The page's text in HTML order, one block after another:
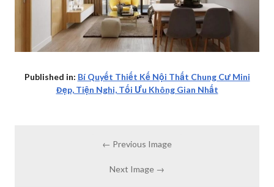
Published in: Bí Quyết Thiết Kế Nội Thất Chung Cư Mini
Đẹp, Tiện Nghi, Tối Ưu Không Gian Nhất
← Previous Image
Next Image →